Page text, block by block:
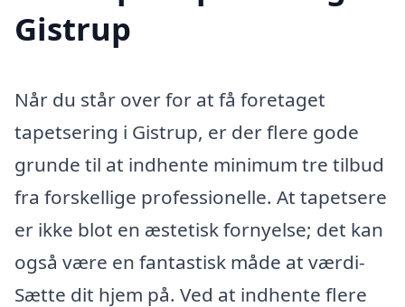
Gistrup
Når du står over for at få foretaget
tapetsering i Gistrup, er der flere gode
grunde til at indhente minimum tre tilbud
fra forskellige professionelle. At tapetsere
er ikke blot en æstetisk fornyelse; det kan
også være en fantastisk måde at værdi­
Sætte dit hjem på. Ved at indhente flere